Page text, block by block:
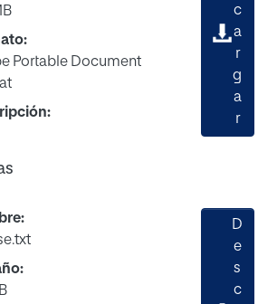
Portable Document
c
a
r
g
a
r
D
e
s
c